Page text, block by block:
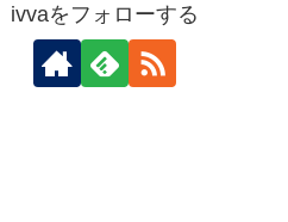
ivvaをフォローする